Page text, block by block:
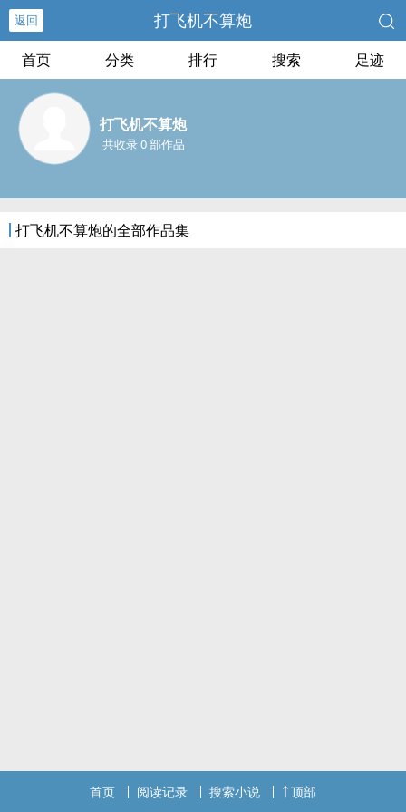
返回 打飞机不算炮
首页 分类 排行 搜索 足迹
打飞机不算炮
共收录 0 部作品
打飞机不算炮的全部作品集
首页 阅读记录 搜索小说 顶部